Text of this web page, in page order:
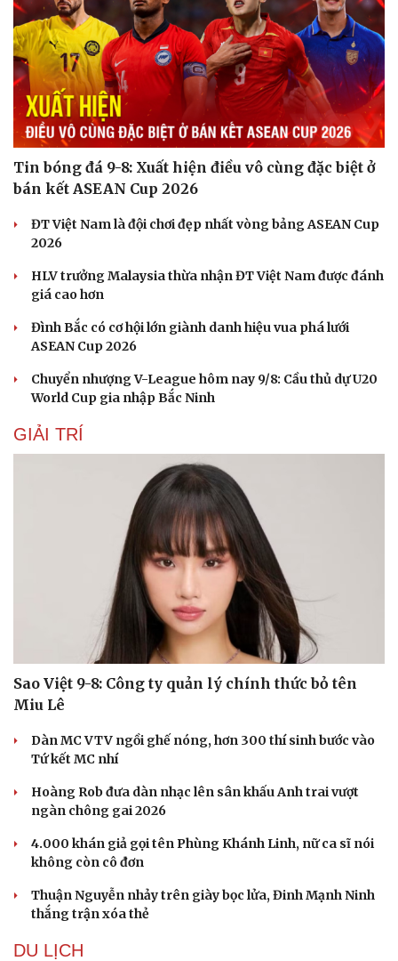
Tin bóng đá 9-8: Xuất hiện điều vô cùng đặc biệt ở
bán kết ASEAN Cup 2026
ĐT Việt Nam là đội chơi đẹp nhất vòng bảng ASEAN Cup
2026
HLV trưởng Malaysia thừa nhận ĐT Việt Nam được đánh
giá cao hơn
Đình Bắc có cơ hội lớn giành danh hiệu vua phá lưới
ASEAN Cup 2026
Chuyển nhượng V-League hôm nay 9/8: Cầu thủ dự U20
World Cup gia nhập Bắc Ninh
GIẢI TRÍ
Sao Việt 9-8: Công ty quản lý chính thức bỏ tên
Miu Lê
Dàn MC VTV ngồi ghế nóng, hơn 300 thí sinh bước vào
Tứ kết MC nhí
Hoàng Rob đưa dàn nhạc lên sân khấu Anh trai vượt
ngàn chông gai 2026
4.000 khán giả gọi tên Phùng Khánh Linh, nữ ca sĩ nói
không còn cô đơn
Thuận Nguyễn nhảy trên giày bọc lửa, Đinh Mạnh Ninh
thắng trận xóa thẻ
DU LỊCH